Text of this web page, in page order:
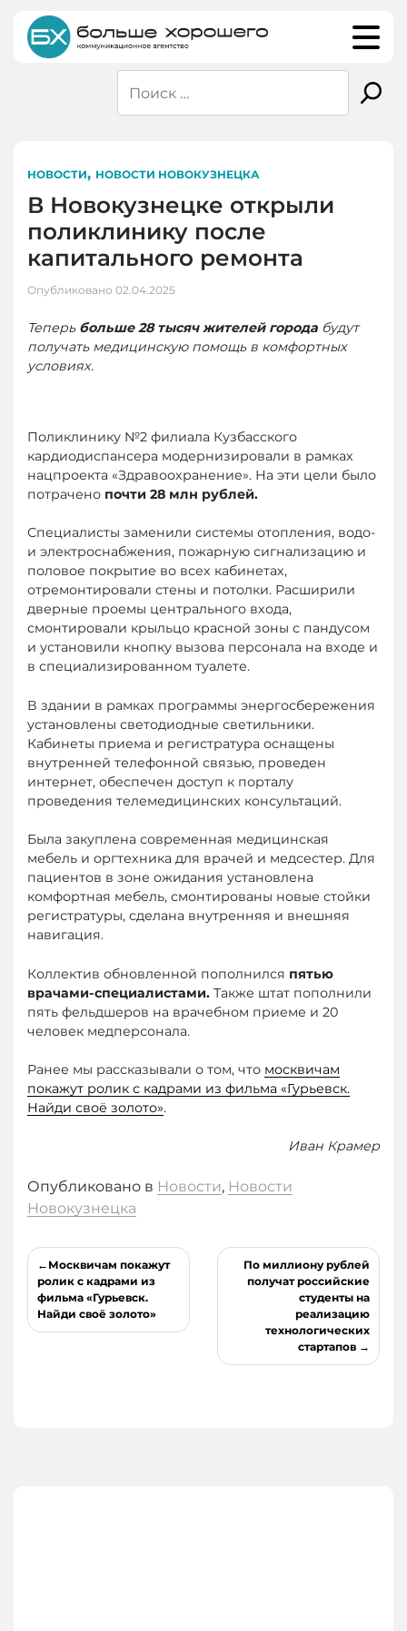
content
НОВОСТИ, НОВОСТИ НОВОКУЗНЕЦКА
В Новокузнецке открыли
поликлинику после
капитального ремонта
Опубликовано 02.04.2025
Теперь больше 28 тысяч жителей города будут
получать медицинскую помощь в комфортных
условиях.
Поликлинику №2 филиала Кузбасского
кардиодиспансера модернизировали в рамках
нацпроекта «Здравоохранение». На эти цели было
потрачено почти 28 млн рублей.
Специалисты заменили системы отопления, водо-
и электроснабжения, пожарную сигнализацию и
половое покрытие во всех кабинетах,
отремонтировали стены и потолки. Расширили
дверные проемы центрального входа,
смонтировали крыльцо красной зоны с пандусом
и установили кнопку вызова персонала на входе и
в специализированном туалете.
В здании в рамках программы энергосбережения
установлены светодиодные светильники.
Кабинеты приема и регистратура оснащены
внутренней телефонной связью, проведен
интернет, обеспечен доступ к порталу
проведения телемедицинских консультаций.
Была закуплена современная медицинская
мебель и оргтехника для врачей и медсестер. Для
пациентов в зоне ожидания установлена
комфортная мебель, смонтированы новые стойки
регистратуры, сделана внутренняя и внешняя
навигация.
Коллектив обновленной пополнился пятью
врачами-специалистами. Также штат пополнили
пять фельдшеров на врачебном приеме и 20
человек медперсонала.
Ранее мы рассказывали о том, что москвичам
покажут ролик с кадрами из фильма «Гурьевск.
Найди своё золото».
Иван Крамер
Опубликовано в Новости, Новости
Новокузнецка
Навигация
по
записям
Москвичам покажут
ролик с кадрами из
фильма «Гурьевск.
Найди своё золото»
По миллиону рублей
получат российские
студенты на
реализацию
технологических
стартапов